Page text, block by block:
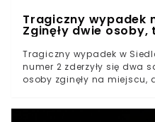
Tragiczny wypadek
Zginęły dwie
Tragiczny wypadek w
numer 2 zderzyły się dwa
osoby zginęły na miejscu,